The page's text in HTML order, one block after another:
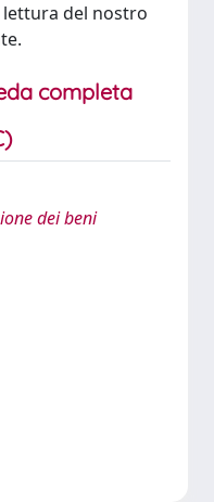
del nostro
completa
dei beni